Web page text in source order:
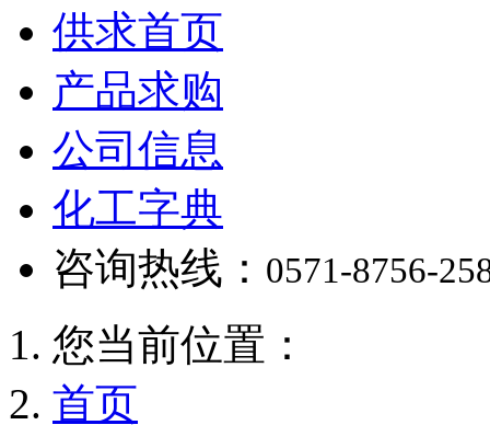
供求首页
产品求购
公司信息
化工字典
咨询热线： 0571-8756-
您当前位置：
首页